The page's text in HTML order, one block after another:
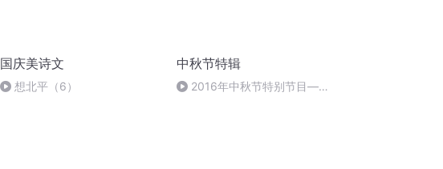
国庆美诗文
想北平（6）
中秋节特辑
2016年中秋节特别节目—夏